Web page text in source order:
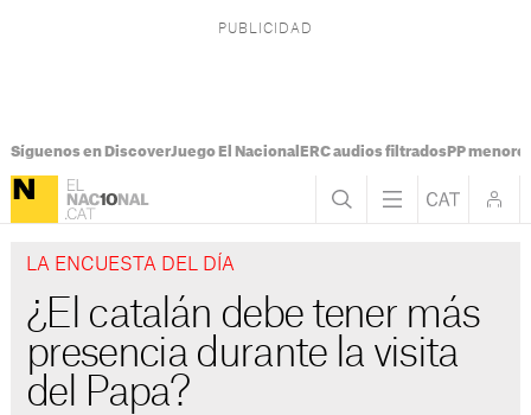
Síguenos en DiscoverJuego El Nacional ERC audios filtradosPP
LA ENCUESTA DEL DÍA
¿El catalán debe tener más
presencia durante la visita
del Papa?